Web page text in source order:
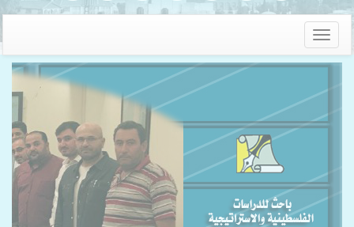
Toggle
navigation